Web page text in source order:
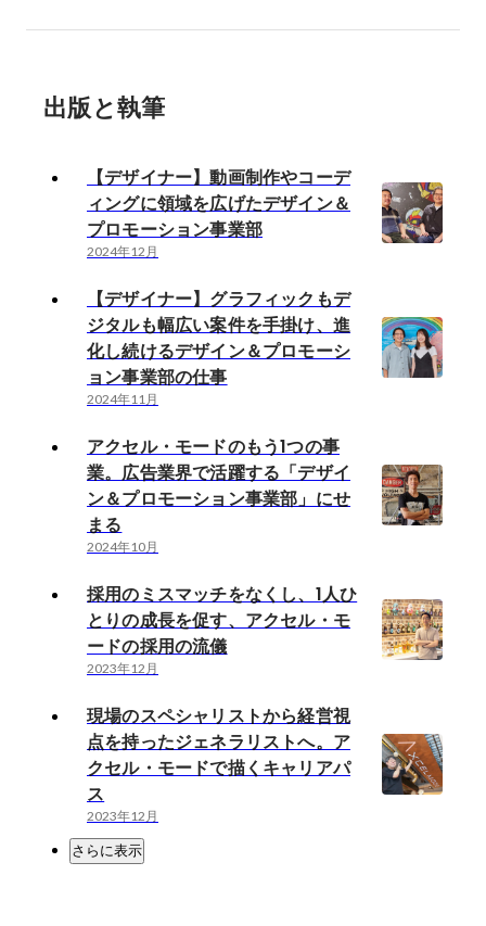
出版と執筆
【デザイナー】動画制作やコーデ
ィングに領域を広げたデザイン＆
プロモーション事業部
2024年12月
【デザイナー】グラフィックもデ
ジタルも幅広い案件を手掛け、進
化し続けるデザイン＆プロモーシ
ョン事業部の仕事
2024年11月
アクセル・モードのもう1つの事
業。広告業界で活躍する「デザイ
ン＆プロモーション事業部」にせ
まる
2024年10月
採用のミスマッチをなくし、1人ひ
とりの成長を促す、アクセル・モ
ードの採用の流儀
2023年12月
現場のスペシャリストから経営視
点を持ったジェネラリストへ。ア
クセル・モードで描くキャリアパ
ス
2023年12月
さらに表示